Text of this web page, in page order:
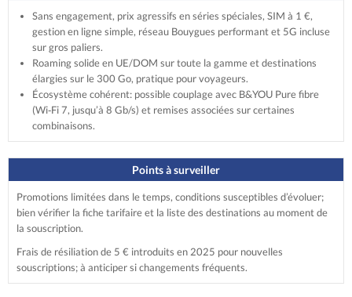
Sans engagement, prix agressifs en séries spéciales, SIM à 1 €,
gestion en ligne simple, réseau Bouygues performant et 5G incluse
sur gros paliers.
Roaming solide en UE/DOM sur toute la gamme et destinations
élargies sur le 300 Go, pratique pour voyageurs.
Écosystème cohérent: possible couplage avec B&YOU Pure fibre
(Wi‑Fi 7, jusqu’à 8 Gb/s) et remises associées sur certaines
combinaisons.
Points à surveiller
Promotions limitées dans le temps, conditions susceptibles d’évoluer;
bien vérifier la fiche tarifaire et la liste des destinations au moment de
la souscription.
Frais de résiliation de 5 € introduits en 2025 pour nouvelles
souscriptions; à anticiper si changements fréquents.